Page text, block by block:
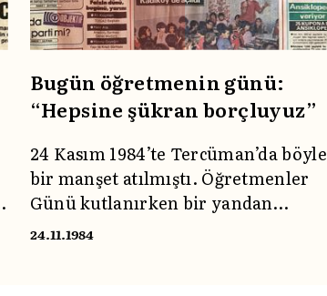
Bugün öğretmenin günü:
“Hepsine şükran borçluyuz”
24 Kasım 1984’te Tercüman’da böyle
bir manşet atılmıştı. Öğretmenler
Günü kutlanırken bir yandan
öğretmenlerin yaşadığı problemler
24.11.1984